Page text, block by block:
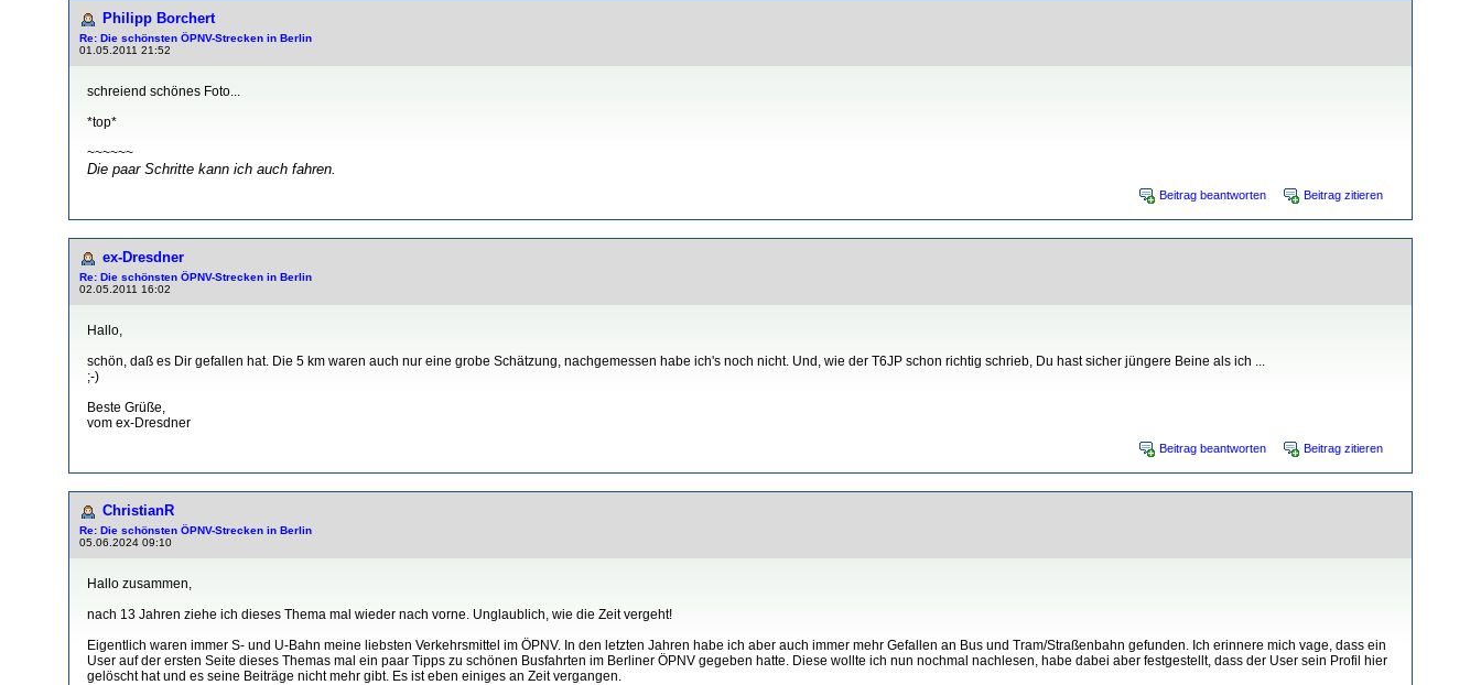
Philipp Borchert
Re: Die schönsten ÖPNV-Strecken in Berlin
01.05.2011 21:52
schreiend schönes Foto...
*top*
~~~~~~
Die paar Schritte kann ich auch fahren.
Beitrag beantworten Beitrag zitieren
ex-Dresdner
Re: Die schönsten ÖPNV-Strecken in Berlin
02.05.2011 16:02
Hallo,
schön, daß es Dir gefallen hat. Die 5 km waren auch nur eine grobe Schätzung, nachgemessen habe ich's noch nicht. Und, wie der T6JP schon richtig schrieb, Du hast sicher jüngere Beine als ich ...
;-)
Beste Grüße,
vom ex-Dresdner
Beitrag beantworten Beitrag zitieren
ChristianR
Re: Die schönsten ÖPNV-Strecken in Berlin
05.06.2024 09:10
Hallo zusammen,
nach 13 Jahren ziehe ich dieses Thema mal wieder nach vorne. Unglaublich, wie die Zeit vergeht!
Eigentlich waren immer S- und U-Bahn meine liebsten Verkehrsmittel im ÖPNV. In den letzten Jahren habe ich aber auch immer mehr Gefallen an Bus und Tram/Straßenbahn gefunden. Ich erinnere mich vage, dass ein
User auf der ersten Seite dieses Themas mal ein paar Tipps zu schönen Busfahrten im Berliner ÖPNV gegeben hatte. Diese wollte ich nun nochmal nachlesen, habe dabei aber festgestellt, dass der User sein Profil hier
gelöscht hat und es seine Beiträge nicht mehr gibt. Es ist eben einiges an Zeit vergangen.